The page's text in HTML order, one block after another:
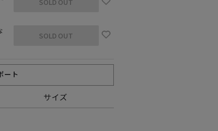
SOLD OUT
ート
サイズ